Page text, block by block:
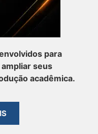
para
seus
acadêmica.